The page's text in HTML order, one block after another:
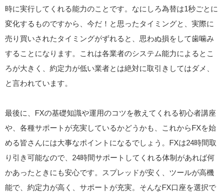
時に実行してくれる能力のことです。なにしろ為替は1秒ごとに
変化するものですから、今だ！と思ったタイミングと、実際に
売り買いされたタイミングがずれると、思わぬ損をして歯噛み
することになります。これは各業者のシステム能力によるとこ
ろが大きく、約定力が低い業者とは絶対に取引きしてはダメ、
と言われています。
最後に、FXの基礎知識や運用のコツを教えてくれる初心者講座
や、各種サポートが充実しているかどうかも、これからFXを始
める皆さんには大事なポイントになるでしょう。FXは24時間取
り引き可能なので、24時間サポートしてくれる体制があれば何
かあったときにも安心です。スプレッドが安く、ツールが高機
能で、約定力が高く、サポートが充実。そんなFX口座を選択で